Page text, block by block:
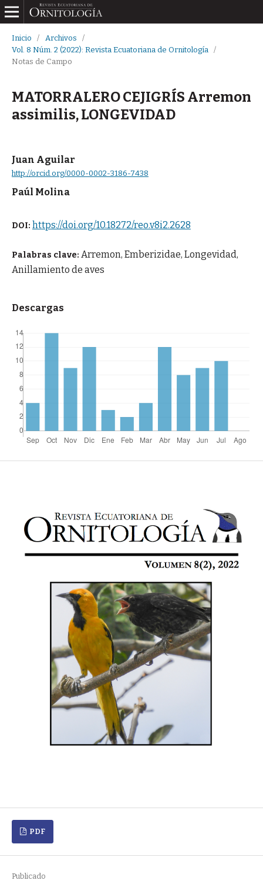
Inicio / Archivos
/
Vol. 8 Núm. 2 (2022): Revista Ecuatoriana de Ornitología
/
Notas de Campo
MATORRALERO CEJIGRÍS Arremon
assimilis, LONGEVIDAD
Juan Aguilar
http://orcid.org/0000-0002-3186-7438
Paúl Molina
DOI: https://doi.org/10.18272/reo.v8i2.2628
Palabras clave: Arremon, Emberizidae, Longevidad,
Anillamiento de aves
Descargas
PDF
Publicado